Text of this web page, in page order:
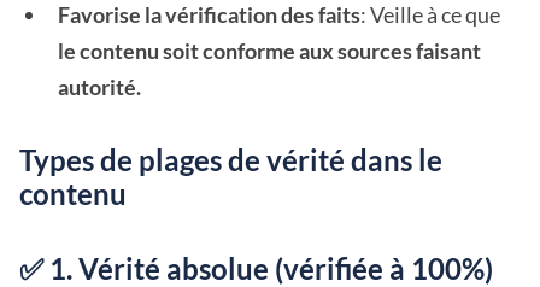
Favorise la vérification des faits: Veille à ce que
le contenu soit conforme aux sources faisant
autorité.
Types de plages de vérité dans le
contenu
✅ 1. Vérité absolue (vérifiée à 100%)